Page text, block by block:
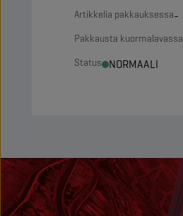
Artikkelia pakkauksessa-
Pakkausta kuormalavassa
Status NORMAALI